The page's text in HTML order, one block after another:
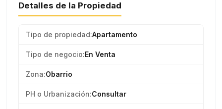
Detalles de la Propiedad
Tipo de propiedad:Apartamento
Tipo de negocio:En Venta
Zona:Obarrio
PH o Urbanización:Consultar